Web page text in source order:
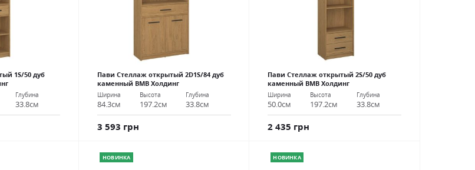
1S/50 дуб
Глубина
33.8см
Пави Стеллаж открытый 2D1S/84 дуб
каменный ВМВ Холдинг
Ширина
84.3см
Высота
197.2см
Глубина
33.8см
3 593 грн
Пави Стеллаж открытый 2S/50 дуб
каменный ВМВ Холдинг
Ширина
50.0см
Высота
197.2см
Глубина
33.8см
2 435 грн
НОВИНКА НОВИНКА